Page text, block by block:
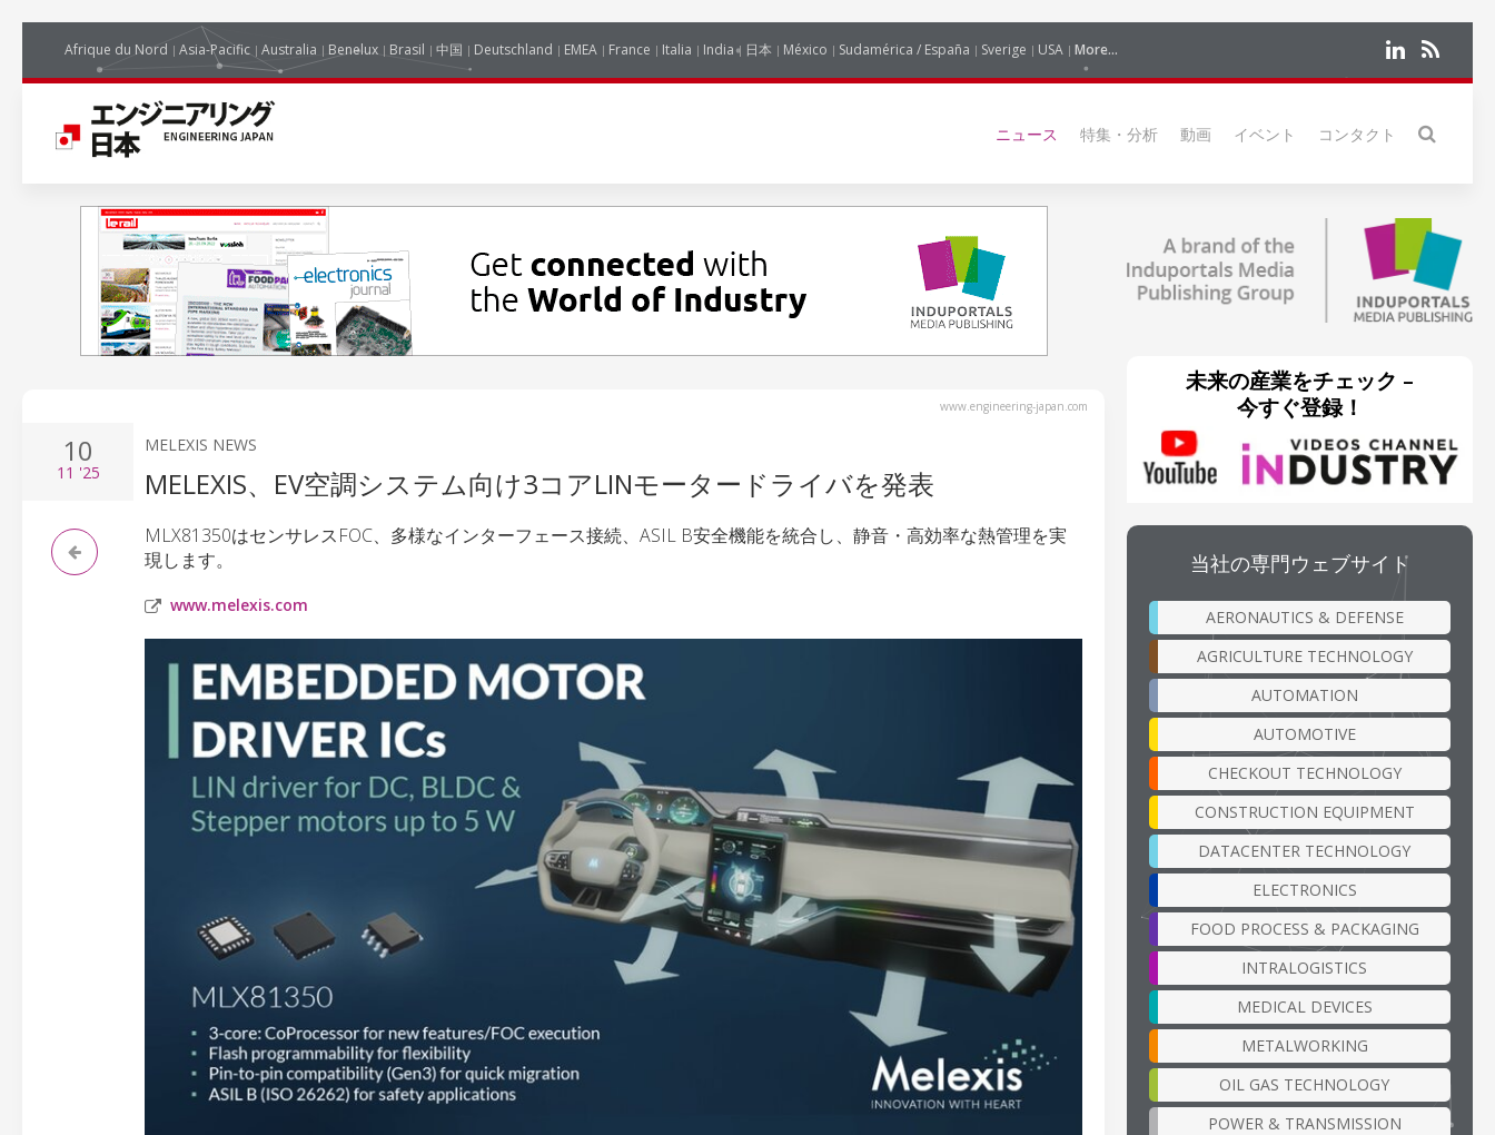
Afrique du Nord Asia-Pacific Australia Benelux Brasil 中国 Deutschland EMEA France Italia India 日本 México Sudamérica / España Sverige USA More...
ニュース 特集・分析 動画 イベント コンタクト
www.engineering-japan.com
10
11 '25
MELEXIS NEWS
MELEXIS、EV空調システム向け3コアLINモータードライバを発表
MLX81350はセンサレスFOC、多様なインターフェース接続、ASIL B安全機能を統合し、静音・高効率な熱管理を実
現します。
www.melexis.com
未来の産業をチェック –
今すぐ登録！
当社の専門ウェブサイト
AERONAUTICS & DEFENSE
AGRICULTURE TECHNOLOGY
AUTOMATION
AUTOMOTIVE
CHECKOUT TECHNOLOGY
CONSTRUCTION EQUIPMENT
DATACENTER TECHNOLOGY
ELECTRONICS
FOOD PROCESS & PACKAGING
INTRALOGISTICS
MEDICAL DEVICES
METALWORKING
OIL GAS TECHNOLOGY
POWER & TRANSMISSION